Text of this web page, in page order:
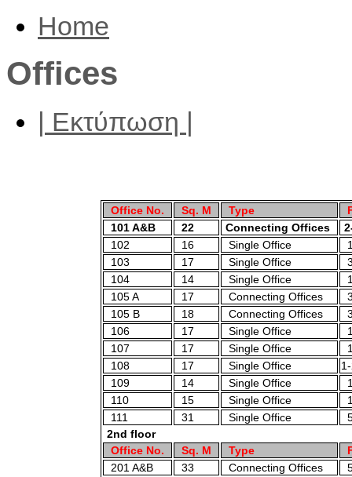
Home
Offices
| Εκτύπωση |
Office No. Sq. M Type
101 A&B
22 Connecting Offices
102
16 Single Office
103
17 Single Office
104
14 Single Office
105 A
17 Connecting Offices
105 B
18 Connecting Offices
106
17 Single Office
107
17 Single Office
108
17 Single Office
109
14 Single Office
110
15 Single Office
111
31 Single Office
2nd floor
Office No.
Sq. M Type
201 A&B
33 Connecting Offices